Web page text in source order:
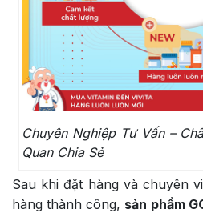
Chuyên Nghiệp Tư Vấn –
Quan Chia Sẻ
Sau khi đặt hàng và chuyên
hàng thành công, sản phẩm